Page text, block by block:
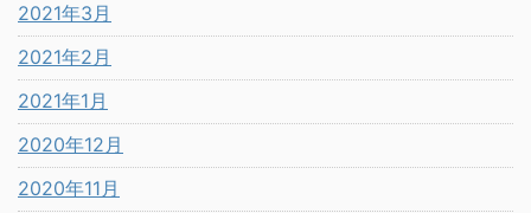
2021年3月
2021年2月
2021年1月
2020年12月
2020年11月